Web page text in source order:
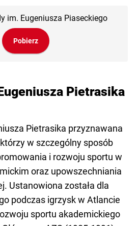
im. Eugeniusza Piaseckiego
Pobierz
Pietrasika
Pietrasika przyznawana
w szczególny sposób
i rozwoju sportu w
oraz upowszechniania
Ustanowiona została dla
podczas igrzysk w Atlancie
sportu akademickiego